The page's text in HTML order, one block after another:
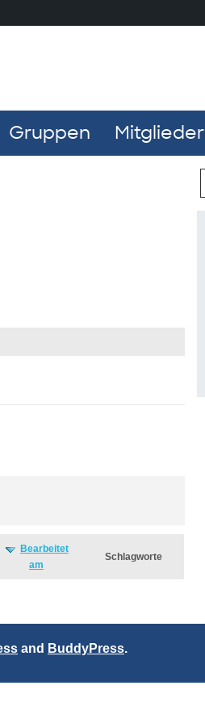
Gruppen Mitglieder
Bearbeitet
am
Schlagworte
and BuddyPress.